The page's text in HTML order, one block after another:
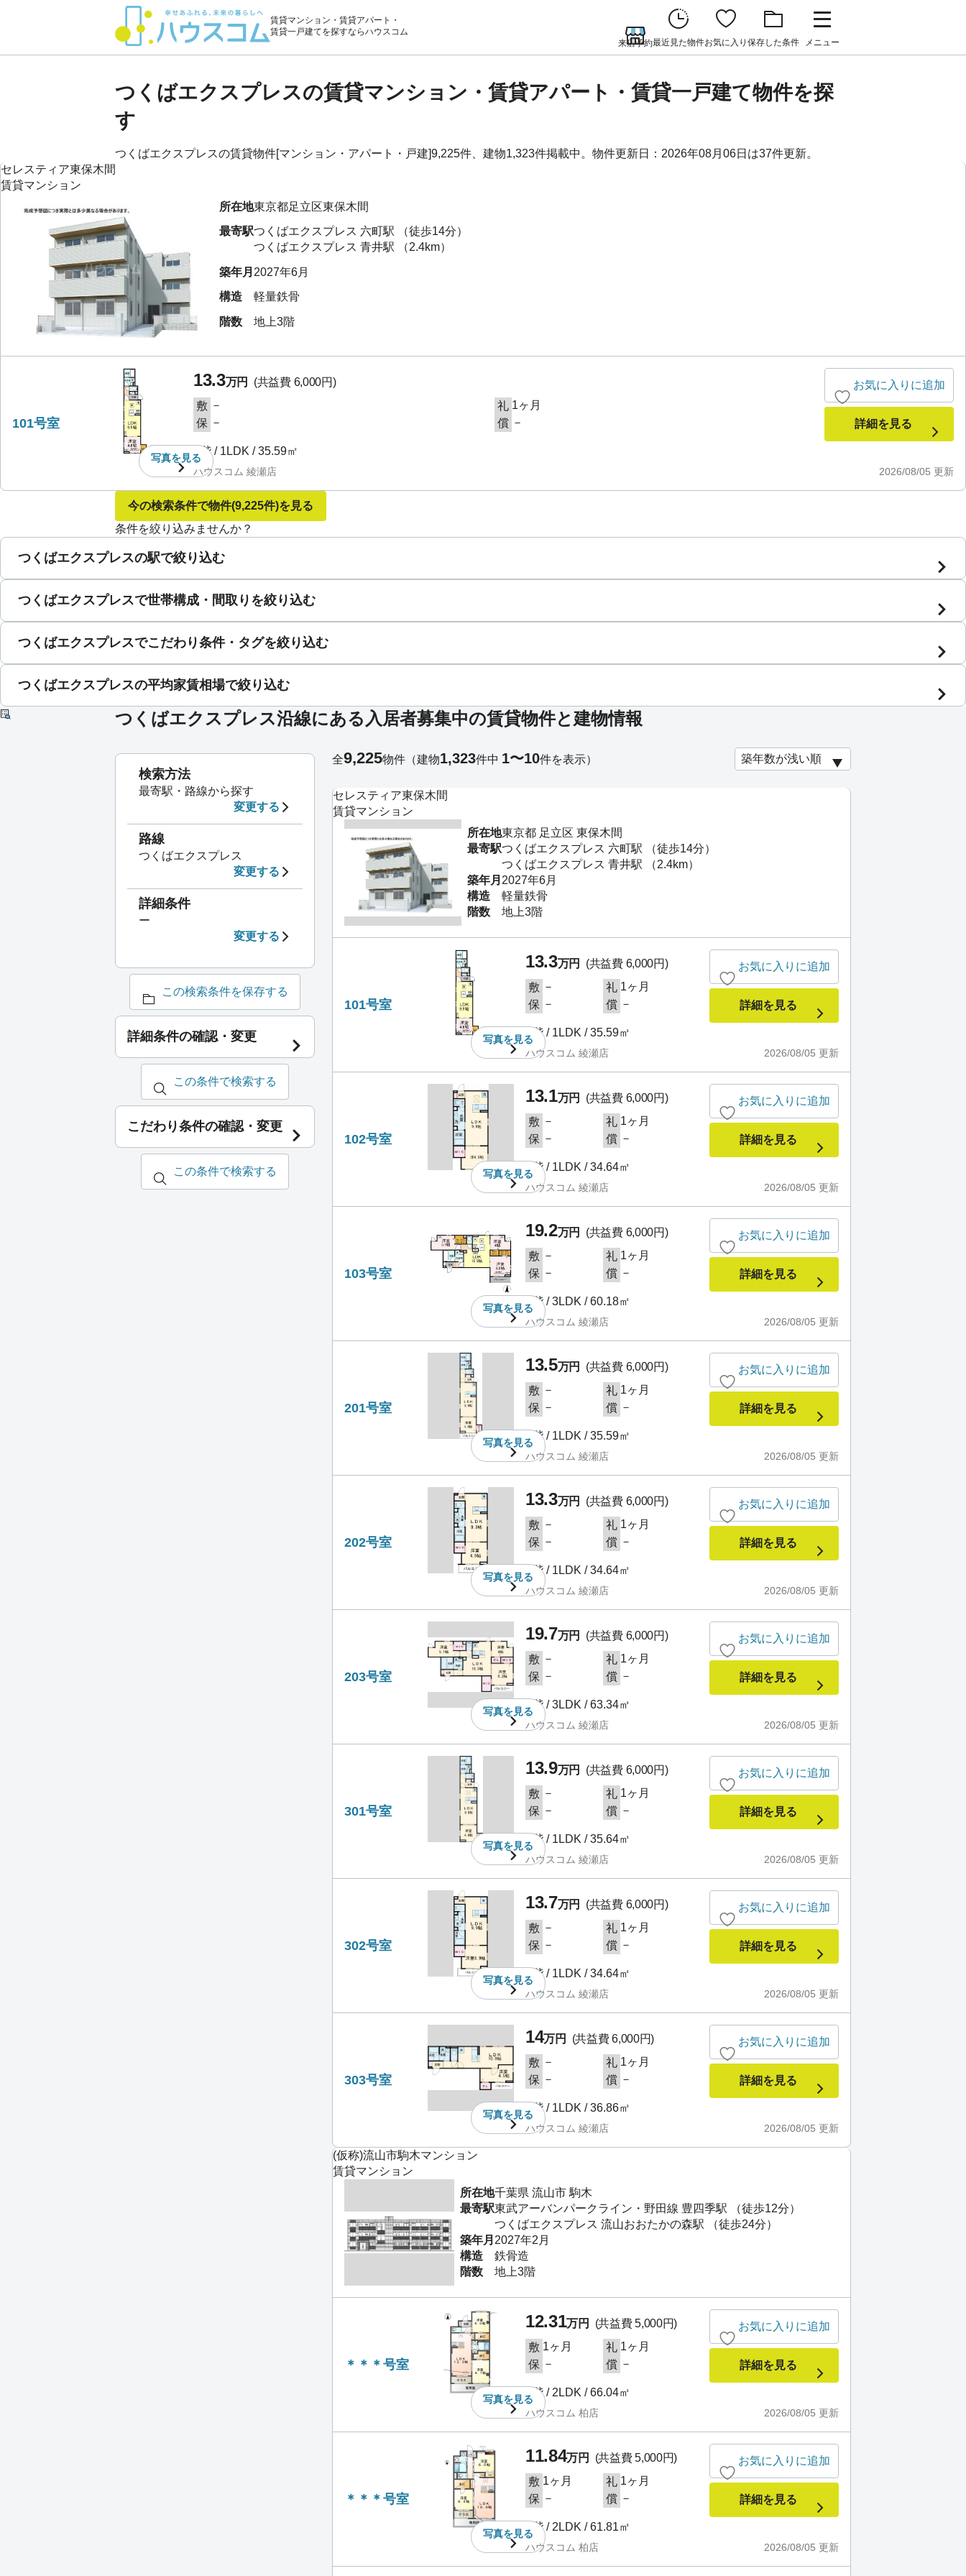
賃貸マンション・賃貸アパート・
賃貸一戸建てを探すならハウスコム
来店予約最近見た物件お気に入り 保存した条件 メニュー
つくばエクスプレスの賃貸マンション・賃貸アパート・賃貸一戸建て物件を探
す
つくばエクスプレスの賃貸物件[マンション・アパート・戸建]9,225件、建物1,323件掲載中。物件更新日：2026年08月06日は37件更新。
セレスティア東保木間
賃貸マンション
所在地東京都足立区東保木間
最寄駅つくばエクスプレス 六町駅
（徒歩14分）
つくばエクスプレス 青井駅 （2.4km）
築年月 2027年6月
構造 軽量鉄骨
階数 地上3階
101号室
写真を見る
13.3万円 (共益費 6,000円)
敷 － 礼 1ヶ月
保 － 償 －
1階/ 1LDK /35.59㎡
2026/08/05 更新
ハウスコム 綾瀬店
お気に入りに追加
詳細を見る
今の検索条件で物件(9,225件)を見る
条件を絞り込みませんか？
つくばエクスプレスの駅で絞り込む
つくばエクスプレスで世帯構成・間取りを絞り込む
つくばエクスプレスでこだわり条件・タグを絞り込む
つくばエクスプレスの平均家賃相場で絞り込む
つくばエクスプレス沿線にある入居者募集中の賃貸物件と建物情報
セレスティア東保木間
賃貸マンション
所在地東京都 足立区 東保木間
最寄駅つくばエクスプレス 六町駅 （徒歩14分）
つくばエクスプレス 青井駅 （2.4km）
築年月 2027年6月
構造
軽量鉄骨
階数
地上3階
101号室
写真を見る
13.3万円
(共益費 6,000円)
敷 － 礼 1ヶ月
保 － 償 －
1階 / 1LDK / 35.59㎡
2026/08/05 更新
ハウスコム 綾瀬店
お気に入りに追加
詳細を見る
102号室
写真を見る
13.1万円
(共益費 6,000円)
敷 － 礼 1ヶ月
保 － 償 －
1階 / 1LDK / 34.64㎡
2026/08/05 更新
ハウスコム 綾瀬店
お気に入りに追加
詳細を見る
103号室
写真を見る
19.2万円
(共益費 6,000円)
敷 － 礼 1ヶ月
保 － 償 －
1階 / 3LDK / 60.18㎡
2026/08/05 更新
ハウスコム 綾瀬店
お気に入りに追加
詳細を見る
201号室
写真を見る
13.5万円
(共益費 6,000円)
敷 － 礼 1ヶ月
保 － 償 －
2階 / 1LDK / 35.59㎡
2026/08/05 更新
ハウスコム 綾瀬店
お気に入りに追加
詳細を見る
202号室
写真を見る
13.3万円
(共益費 6,000円)
敷 － 礼 1ヶ月
保 － 償 －
2階 / 1LDK / 34.64㎡
2026/08/05 更新
ハウスコム 綾瀬店
お気に入りに追加
詳細を見る
203号室
写真を見る
19.7万円
(共益費 6,000円)
敷 － 礼 1ヶ月
保 － 償 －
2階 / 3LDK / 63.34㎡
2026/08/05 更新
ハウスコム 綾瀬店
お気に入りに追加
詳細を見る
301号室
写真を見る
13.9万円
(共益費 6,000円)
敷 － 礼 1ヶ月
保 － 償 －
3階 / 1LDK / 35.64㎡
2026/08/05 更新
ハウスコム 綾瀬店
お気に入りに追加
詳細を見る
302号室
写真を見る
13.7万円
(共益費 6,000円)
敷 － 礼 1ヶ月
保 － 償 －
3階 / 1LDK / 34.64㎡
2026/08/05 更新
ハウスコム 綾瀬店
お気に入りに追加
詳細を見る
303号室
写真を見る
14万円
(共益費 6,000円)
敷 － 礼 1ヶ月
保 － 償 －
3階 / 1LDK / 36.86㎡
2026/08/05 更新
ハウスコム 綾瀬店
お気に入りに追加
詳細を見る
(仮称)流山市駒木マンション
賃貸マンション
所在地千葉県 流山市 駒木
最寄駅東武アーバンパークライン・野田線 豊四季駅 （徒歩12分）
つくばエクスプレス 流山おおたかの森駅 （徒歩24分）
築年月 2027年2月
構造
鉄骨造
階数
地上3階
＊＊＊号室
写真を見る
12.31万円
(共益費 5,000円)
敷 1ヶ月 礼 1ヶ月
保 － 償 －
1階 / 2LDK / 66.04㎡
2026/08/05 更新
ハウスコム 柏店
お気に入りに追加
詳細を見る
＊＊＊号室
写真を見る
11.84万円
(共益費 5,000円)
敷 1ヶ月 礼 1ヶ月
保 － 償 －
1階 / 2LDK / 61.81㎡
2026/08/05 更新
ハウスコム 柏店
お気に入りに追加
詳細を見る
全9,225物件 （建物1,323件中 1〜10件を表示）
検索方法
最寄駅・路線から探す
変更する
路線
つくばエクスプレス
変更する
詳細条件
ー
変更する
この検索条件を保存する
詳細条件の確認・変更
この条件で検索する
こだわり条件の確認・変更
この条件で検索する